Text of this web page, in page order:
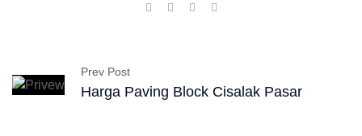
Prev Post
Harga Paving Block Cisalak Pasar